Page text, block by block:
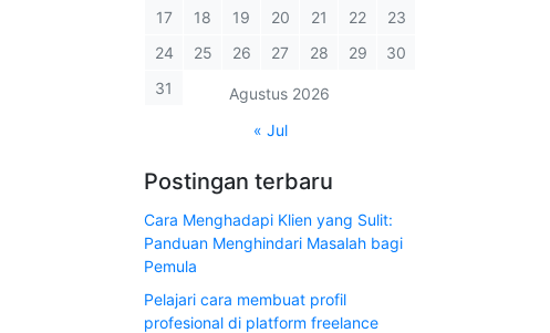
Agustus 2026
17
18 19 20 21 22
23
24
25 26 27 28 29
30
31
« Jul
Postingan terbaru
Cara Menghadapi Klien yang Sulit:
Panduan Menghindari Masalah bagi
Pemula
Pelajari cara membuat profil
profesional di platform freelance